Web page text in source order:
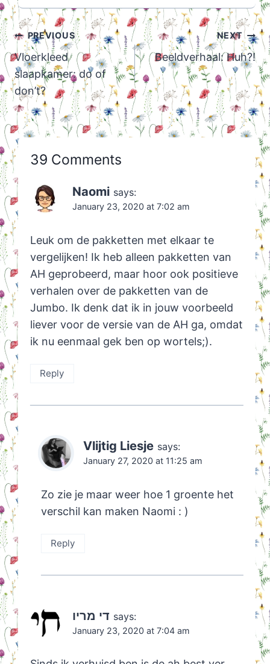
Post
navigation
PREVIOUS
Vloerkleed
slaapkamer: do of
don’t?
NEXT
Beeldverhaal: Huh?!
39 Comments
Naomi says:
January 23, 2020 at 7:02 am
Leuk om de pakketten met elkaar te
vergelijken! Ik heb alleen pakketten van
AH geprobeerd, maar hoor ook positieve
verhalen over de pakketten van de
Jumbo. Ik denk dat ik in jouw voorbeeld
liever voor de versie van de AH ga, omdat
ik nu eenmaal gek ben op wortels;).
Reply
Vlijtig Liesje says:
January 27, 2020 at 11:25 am
Zo zie je maar weer hoe 1 groente het
verschil kan maken Naomi : )
Reply
די מריו says:
January 23, 2020 at 7:04 am